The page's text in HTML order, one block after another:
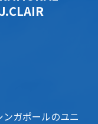
ンガポールのユニ